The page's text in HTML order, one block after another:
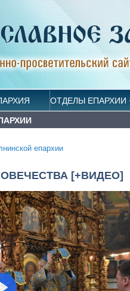
ОТДЕЛЫ ЕПАРХИИ
епархии
[+ВИДЕО]